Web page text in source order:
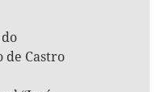
Castro